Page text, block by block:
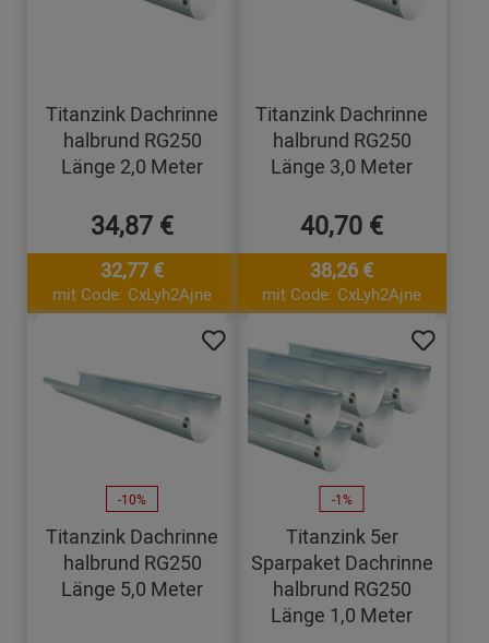
Titanzink Dachrinne
halbrund RG250
Länge 2,0 Meter
34,87 €
32,77 €
mit Code: CxLyh2Ajne
Titanzink Dachrinne
halbrund RG250
Länge 3,0 Meter
40,70 €
38,26 €
mit Code: CxLyh2Ajne
-10%
Titanzink Dachrinne
halbrund RG250
Länge 5,0 Meter
-1%
Titanzink 5er
Sparpaket Dachrinne
halbrund RG250
Länge 1,0 Meter